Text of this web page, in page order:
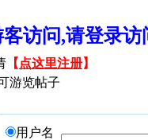
客访问,请登录
【 点这里注册】
游览帖子
用户名